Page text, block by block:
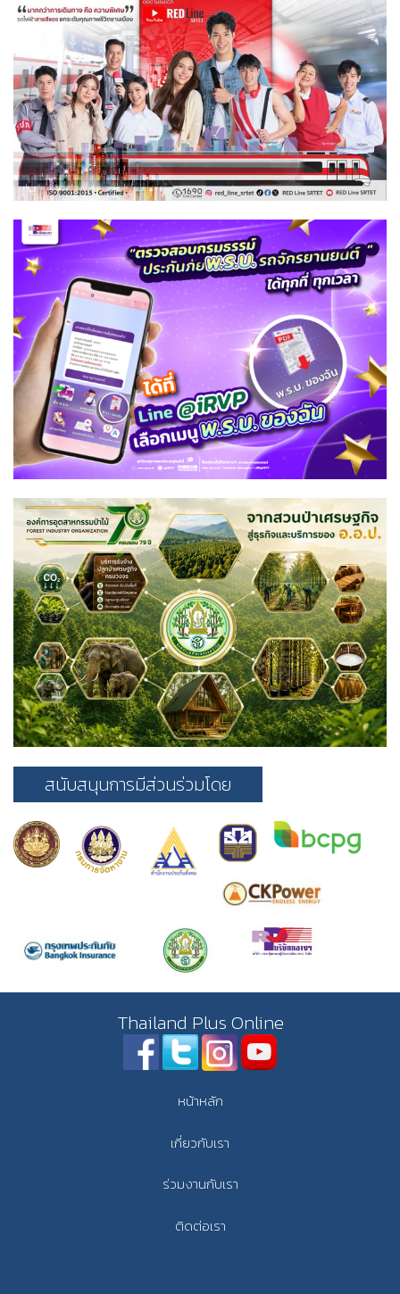
สนับสนุนการมีส่วนร่วมโดย
Thailand Plus Online
หน้าหลัก
เกี่ยวกับเรา
ร่วมงานกับเรา
ติดต่อเรา